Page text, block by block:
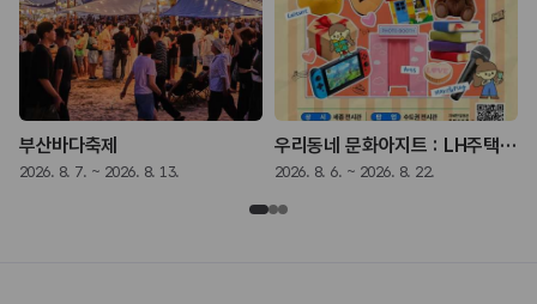
부산바다축제
2026. 8. 7. ~ 2026. 8. 13.
우리동네 문화아지트 : LH주택전시관 복합문화행사
2026. 8. 6. ~ 2026. 8. 22.